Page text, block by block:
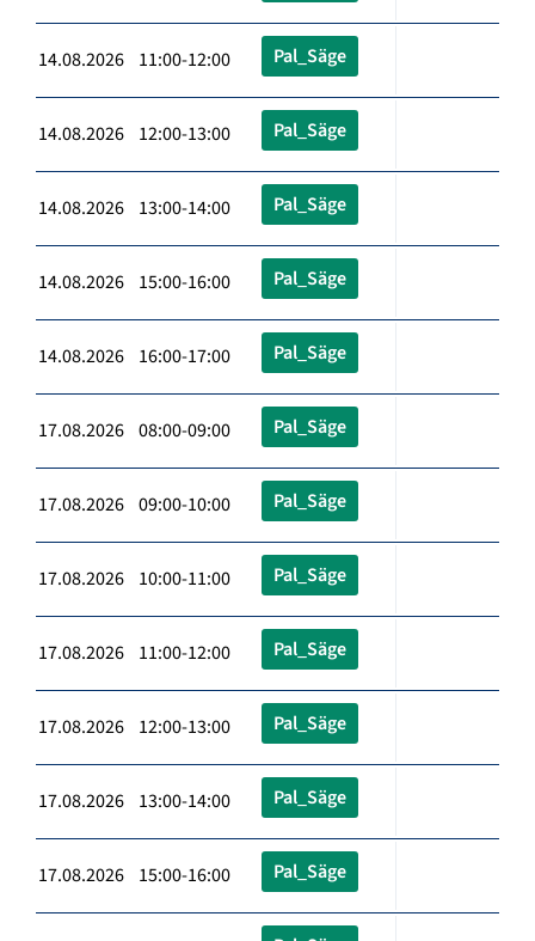
14.08.2026 11:00-12:00 Pal_Säge
14.08.2026 12:00-13:00 Pal_Säge
14.08.2026 13:00-14:00 Pal_Säge
14.08.2026 15:00-16:00 Pal_Säge
14.08.2026 16:00-17:00 Pal_Säge
17.08.2026 08:00-09:00 Pal_Säge
17.08.2026 09:00-10:00 Pal_Säge
17.08.2026 10:00-11:00 Pal_Säge
17.08.2026 11:00-12:00 Pal_Säge
17.08.2026 12:00-13:00 Pal_Säge
17.08.2026 13:00-14:00 Pal_Säge
17.08.2026 15:00-16:00 Pal_Säge